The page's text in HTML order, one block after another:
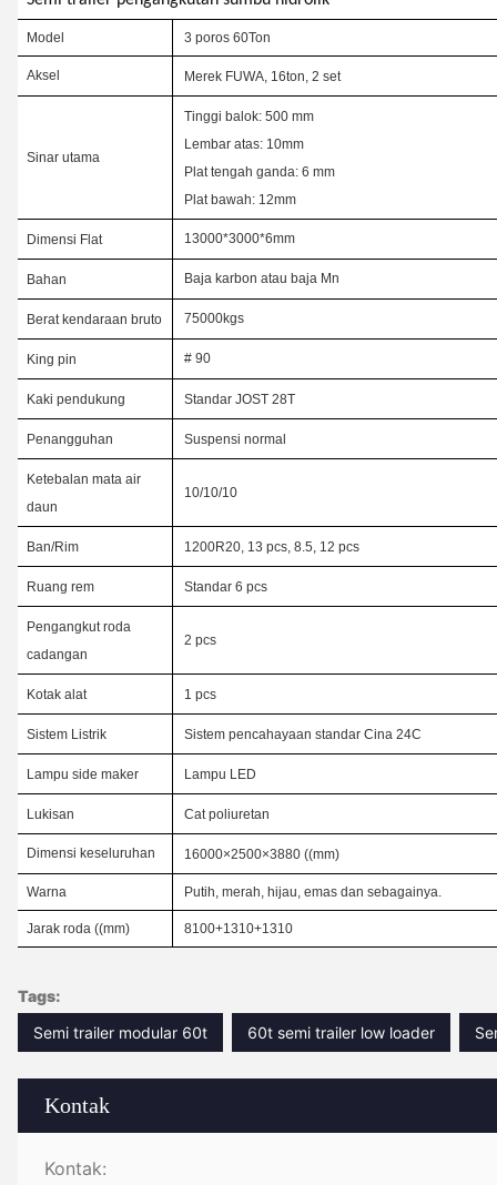
Kontak
Kontak:
Model 3 poros 60Ton
Aksel Merek FUWA, 16ton, 2 set
Sinar utama
Tinggi balok: 500 mm
Lembar atas: 10mm
Plat tengah ganda: 6 mm
Plat bawah: 12mm
Dimensi Flat 13000*3000*6mm
Bahan Baja karbon atau baja Mn
Berat kendaraan bruto 75000kgs
King pin # 90
Kaki pendukung Standar JOST 28T
Penangguhan Suspensi normal
Ketebalan mata air
daun
10/10/10
Ban/Rim 1200R20, 13 pcs, 8.5, 12 pcs
Ruang rem Standar 6 pcs
Pengangkut roda
cadangan
2 pcs
Kotak alat 1 pcs
Sistem Listrik Sistem pencahayaan standar Cina 24C
Lampu side maker Lampu LED
Lukisan Cat poliuretan
Dimensi keseluruhan 16000×2500×3880 ((mm)
Warna Putih, merah, hijau, emas dan sebagainya.
Jarak roda ((mm) 8100+1310+1310
Tags:
Semi trailer modular 60t
60t semi trailer low loader